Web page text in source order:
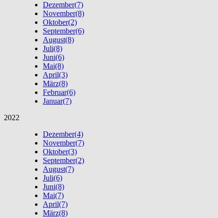
Dezember(7)
November(8)
Oktober(2)
September(6)
August(8)
Juli(8)
Juni(6)
Mai(8)
April(3)
März(8)
Februar(6)
Januar(7)
2022
Dezember(4)
November(7)
Oktober(3)
September(2)
August(7)
Juli(6)
Juni(8)
Mai(7)
April(7)
März(8)